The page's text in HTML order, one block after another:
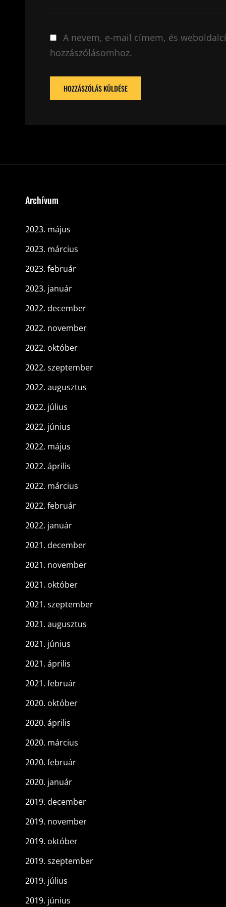
A nevem, e-mail címem, és
hozzászólásomhoz.
Archívum
2023. május
2023. március
2023. február
2023. január
2022. december
2022. november
2022. október
2022. szeptember
2022. augusztus
2022. július
2022. június
2022. május
2022. április
2022. március
2022. február
2022. január
2021. december
2021. november
2021. október
2021. szeptember
2021. augusztus
2021. június
2021. április
2021. február
2020. október
2020. április
2020. március
2020. február
2020. január
2019. december
2019. november
2019. október
2019. szeptember
2019. július
2019. június